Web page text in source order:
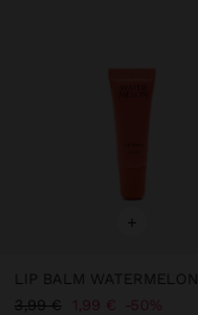
+
LIP BALM WATERMELON
3,99 €
1,99 € 50%